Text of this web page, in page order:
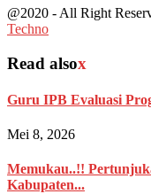
@2020 - All Right
Techno
Read alsox
Guru IPB Evaluasi
Mei 8, 2026
Memukau..!!
Kabupaten...